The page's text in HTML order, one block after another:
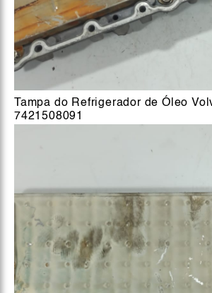
Tampa do Refrigerador de Óleo
7421508091